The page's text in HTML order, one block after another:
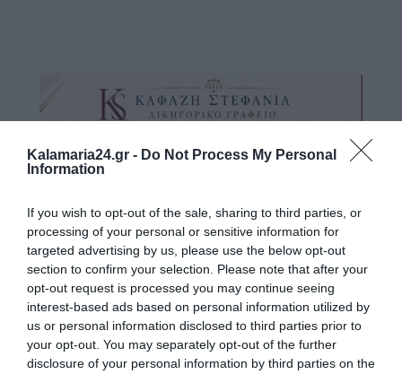
Kalamaria24.gr - Do Not Process My Personal
Information
If you wish to opt-out of the sale, sharing to third parties, or
processing of your personal or sensitive information for
targeted advertising by us, please use the below opt-out
section to confirm your selection. Please note that after your
opt-out request is processed you may continue seeing
interest-based ads based on personal information utilized by
us or personal information disclosed to third parties prior to
your opt-out. You may separately opt-out of the further
disclosure of your personal information by third parties on the